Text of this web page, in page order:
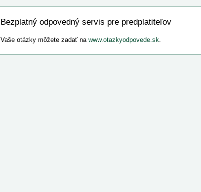
Bezplatný odpovedný servis pre predplatiteľov
Vaše otázky môžete zadať na www.otazkyodpovede.sk.